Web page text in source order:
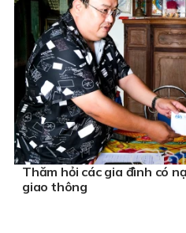
Thăm hỏi các gia đình có
giao thông